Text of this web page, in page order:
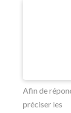
Afin de
préciser les